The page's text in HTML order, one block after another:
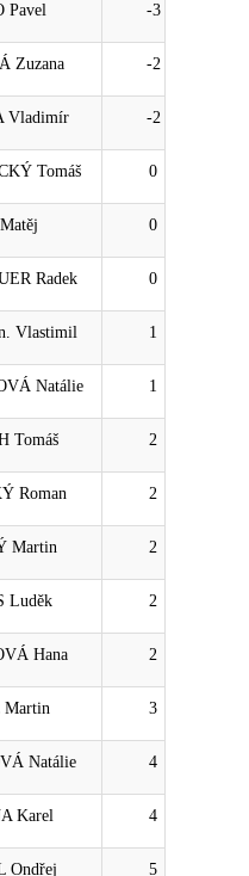
Pavel -3
Zuzana -2
Vladimír -2
Tomáš 0
0
Radek 0
Vlastimil 1
Natálie 1
Tomáš 2
Roman 2
Martin 2
Luděk 2
Hana 2
3
Natálie 4
Karel 4
Ondřej 5